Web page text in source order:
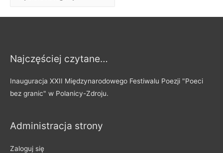
p
e
Najczęściej czytane…
Inauguracja XXII Międzynarodowego Festiwalu Poezji "Poeci
bez granic" w Polanicy-Zdroju.
Administracja strony
Zaloguj się